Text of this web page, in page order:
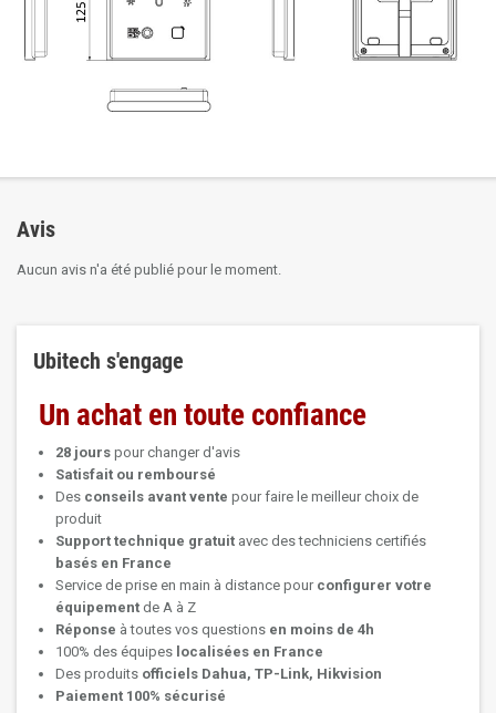
Avis
Aucun avis n'a été publié pour le moment.
Ubitech s'engage
Un achat en toute confiance
28 jours pour changer d'avis
Satisfait ou remboursé
Des conseils avant vente pour faire le meilleur choix de
produit
Support technique gratuit avec des techniciens certifiés
basés en France
Service de prise en main à distance pour configurer votre
équipement de A à Z
Réponse à toutes vos questions en moins de 4h
100% des équipes localisées en France
Des produits officiels Dahua, TP-Link, Hikvision
Paiement 100% sécurisé